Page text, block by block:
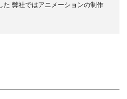
た 弊社ではアニメーションの制作